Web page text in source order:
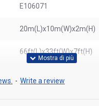
E106071
20m(L)x10m(W)x2m(H)
66ft(L)x33ft(W)x7ft(H)
- Write a review